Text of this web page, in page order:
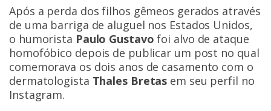
Após a perda dos filhos gêmeos gerados através
de uma barriga de aluguel nos Estados Unidos,
o humorista Paulo Gustavo foi alvo de ataque
homofóbico depois de publicar um post no qual
comemorava os dois anos de casamento com o
dermatologista Thales Bretas em seu perfil no
Instagram.